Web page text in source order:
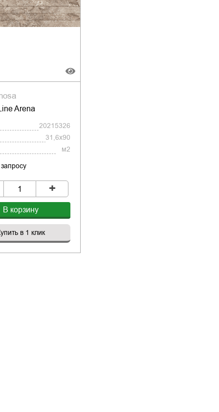
Arena
20215326
31,6x90
м2
+
В корзину
в 1 клик